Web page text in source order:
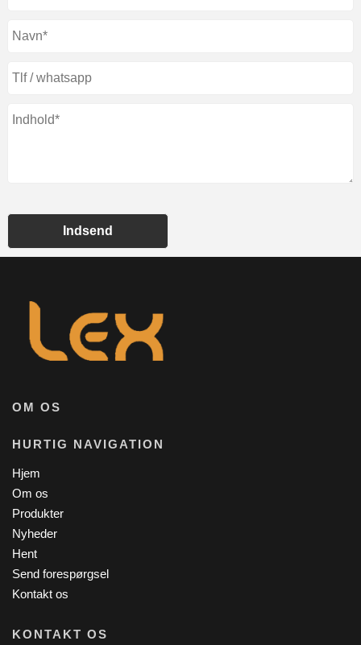
Indsend
OM OS
HURTIG NAVIGATION
Hjem
Om os
Produkter
Nyheder
Hent
Send forespørgsel
Kontakt os
KONTAKT OS